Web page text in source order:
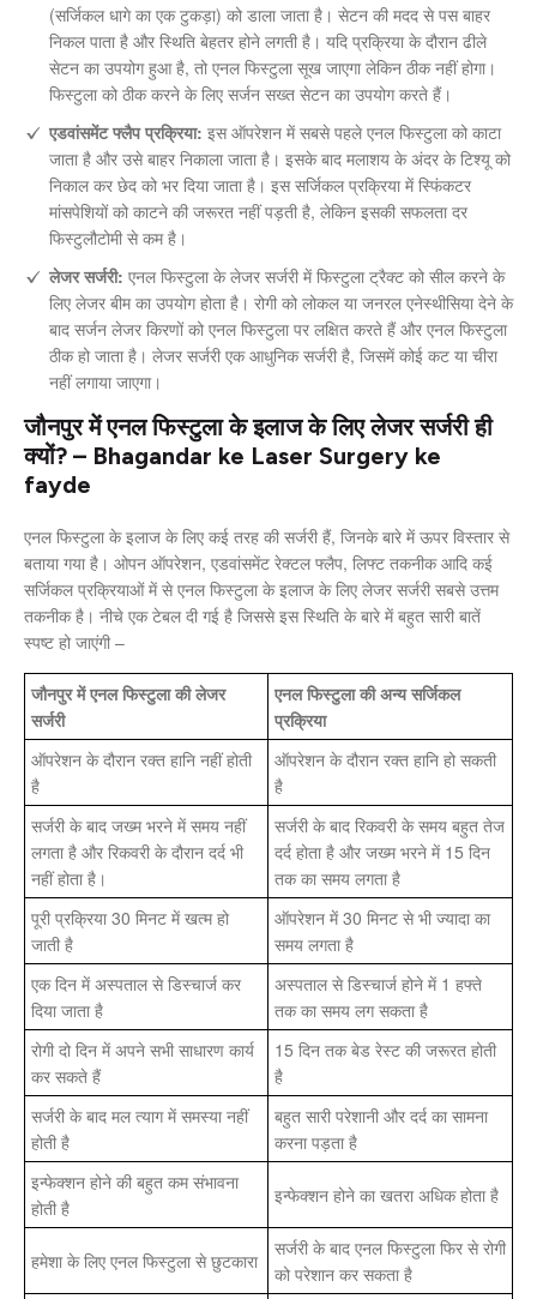
(सर्जिकल धागे का एक टुकड़ा) को डाला जाता है। सेटन की मदद से पस बाहर
निकल पाता है और स्थिति बेहतर होने लगती है। यदि प्रक्रिया के दौरान ढीले
सेटन का उपयोग हुआ है, तो एनल फिस्टुला सूख जाएगा लेकिन ठीक नहीं होगा।
फिस्टुला को ठीक करने के लिए सर्जन सख्त सेटन का उपयोग करते हैं।
एडवांसमेंट फ्लैप प्रक्रिया: इस ऑपरेशन में सबसे पहले एनल फिस्टुला को काटा
जाता है और उसे बाहर निकाला जाता है। इसके बाद मलाशय के अंदर के टिश्यू को
निकाल कर छेद को भर दिया जाता है। इस सर्जिकल प्रक्रिया में स्फिंकटर
मांसपेशियों को काटने की जरूरत नहीं पड़ती है, लेकिन इसकी सफलता दर
फिस्टुलौटोमी से कम है।
लेजर सर्जरी: एनल फिस्टुला के लेजर सर्जरी में फिस्टुला ट्रैक्ट को सील करने के
लिए लेजर बीम का उपयोग होता है। रोगी को लोकल या जनरल एनेस्थीसिया देने के
बाद सर्जन लेजर किरणों को एनल फिस्टुला पर लक्षित करते हैं और एनल फिस्टुला
ठीक हो जाता है। लेजर सर्जरी एक आधुनिक सर्जरी है, जिसमें कोई कट या चीरा
नहीं लगाया जाएगा।
जौनपुर में एनल फिस्टुला के इलाज के लिए लेजर सर्जरी ही
क्यों? – Bhagandar ke Laser Surgery ke
fayde
एनल फिस्टुला के इलाज के लिए कई तरह की सर्जरी हैं, जिनके बारे में ऊपर विस्तार से
बताया गया है। ओपन ऑपरेशन, एडवांसमेंट रेक्टल फ्लैप, लिफ्ट तकनीक आदि कई
सर्जिकल प्रक्रियाओं में से एनल फिस्टुला के इलाज के लिए लेजर सर्जरी सबसे उत्तम
तकनीक है। नीचे एक टेबल दी गई है जिससे इस स्थिति के बारे में बहुत सारी बातें
स्पष्ट हो जाएंगी –
जौनपुर में एनल फिस्टुला की लेजर
सर्जरी
एनल फिस्टुला की अन्य सर्जिकल
प्रक्रिया
ऑपरेशन के दौरान रक्त हानि नहीं होती
है
ऑपरेशन के दौरान रक्त हानि हो सकती
है
सर्जरी के बाद जख्म भरने में समय नहीं
लगता है और रिकवरी के दौरान दर्द भी
नहीं होता है।
सर्जरी के बाद रिकवरी के समय बहुत तेज
दर्द होता है और जख्म भरने में 15 दिन
तक का समय लगता है
पूरी प्रक्रिया 30 मिनट में खत्म हो
जाती है
ऑपरेशन में 30 मिनट से भी ज्यादा का
समय लगता है
एक दिन में अस्पताल से डिस्चार्ज कर
दिया जाता है
अस्पताल से डिस्चार्ज होने में 1 हफ्ते
तक का समय लग सकता है
रोगी दो दिन में अपने सभी साधारण कार्य
कर सकते हैं
15 दिन तक बेड रेस्ट की जरूरत होती
है
सर्जरी के बाद मल त्याग में समस्या नहीं
होती है
बहुत सारी परेशानी और दर्द का सामना
करना पड़ता है
इन्फेक्शन होने की बहुत कम संभावना
होती है
इन्फेक्शन होने का खतरा अधिक होता है
हमेशा के लिए एनल फिस्टुला से छुटकारा
सर्जरी के बाद एनल फिस्टुला फिर से रोगी
को परेशान कर सकता है